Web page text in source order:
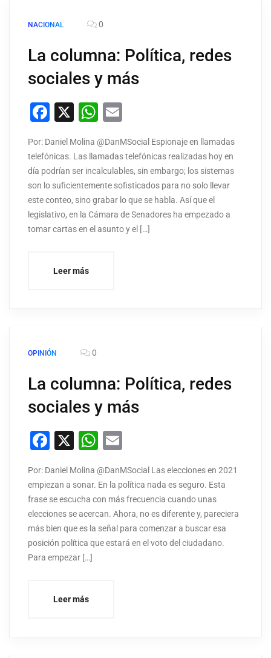
NACIONAL 0
La columna: Política, redes
sociales y más
Facebook
X WhatsApp
Por: Daniel Molina @DanMSocial Espionaje en llamadas
telefónicas. Las llamadas telefónicas realizadas hoy en
día podrían ser incalculables, sin embargo; los sistemas
son lo suficientemente sofisticados para no solo llevar
este conteo, sino grabar lo que se habla. Así que el
legislativo, en la Cámara de Senadores ha empezado a
tomar cartas en el asunto y el […]
Leer más
OPINIÓN 0
La columna: Política, redes
sociales y más
Facebook
X WhatsApp
Por: Daniel Molina @DanMSocial Las elecciones en 2021
empiezan a sonar. En la política nada es seguro. Esta
frase se escucha con más frecuencia cuando unas
elecciones se acercan. Ahora, no es diferente y, pareciera
más bien que es la señal para comenzar a buscar esa
posición política que estará en el voto del ciudadano.
Para empezar […]
Leer más